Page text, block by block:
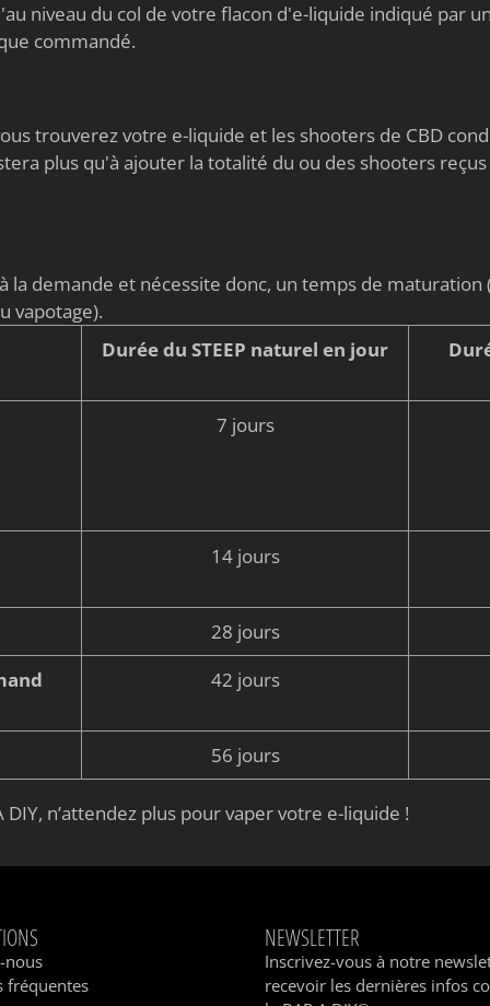
niveau du col de votre flacon d'e-liquide indiqué par
commandé.
trouverez votre e-liquide et les shooters de CBD
plus qu'à ajouter la totalité du ou des shooters
la demande et nécessite donc, un temps de
vapotage).
Durée du STEEP naturel en jour
7 jours
14 jours
28 jours
42 jours
56 jours
DIY, n’attendez plus pour vaper votre e-liquide !
nous
fréquentes
NEWSLETTER
Inscrivez-vous à notre
recevoir les dernières infos